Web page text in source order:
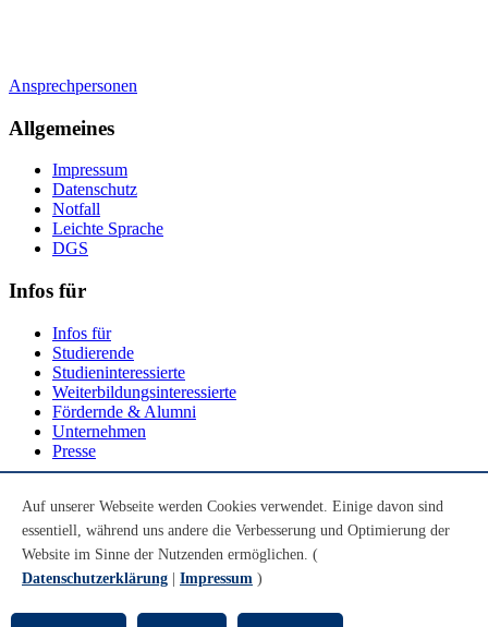
Ansprechpersonen
Allgemeines
Impressum
Datenschutz
Notfall
Leichte Sprache
DGS
Infos für
Infos für
Studierende
Studieninteressierte
Weiterbildungsinteressierte
Fördernde & Alumni
Unternehmen
Presse
Youtube
Instagram
LinkedIn
Auf unserer Webseite werden Cookies verwendet. Einige davon sind
essentiell, während uns andere die Verbesserung und Optimierung der
Website im Sinne der Nutzenden ermöglichen. (
Datenschutzerklärung
Impressum )